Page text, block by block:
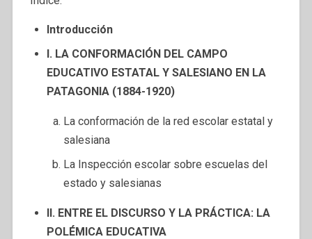
Introducción
I. LA CONFORMACIÓN DEL CAMPO
EDUCATIVO ESTATAL Y SALESIANO EN LA
PATAGONIA (1884-1920)
La conformación de la red escolar estatal y
salesiana
La Inspección escolar sobre escuelas del
estado y salesianas
II. ENTRE EL DISCURSO Y LA PRÁCTICA: LA
POLÉMICA EDUCATIVA